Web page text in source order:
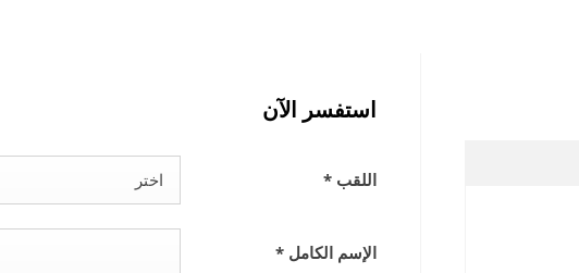
استفسر الآن
اللقب * اختر
الإسم الكامل *